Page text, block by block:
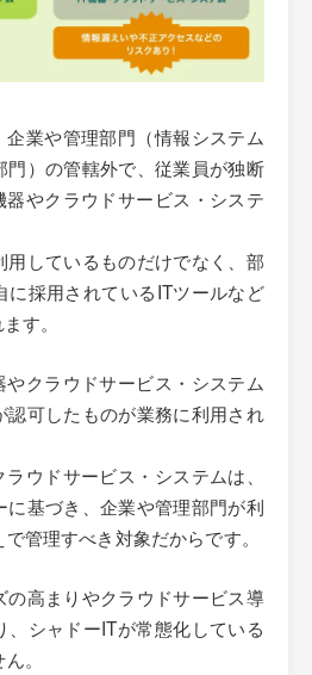
企業や管理部門（情報システム
門）の管轄外で、従業員が独断
やクラウドサービス・システ
しているものだけでなく、部
に採用されているITツールなど
す。
クラウドサービス・システム
認可したものが業務に利用され
ウドサービス・システムは、
に基づき、企業や管理部門が利
管理すべき対象だからです。
の高まりやクラウドサービス導
、シャドーITが常態化している
。